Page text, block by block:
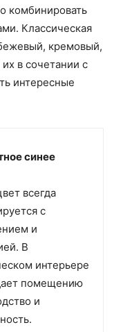
комбинировать
Классическая
кремовый,
в сочетании с
интересные
синее
всегда
с
и
В
интерьере
помещению
и